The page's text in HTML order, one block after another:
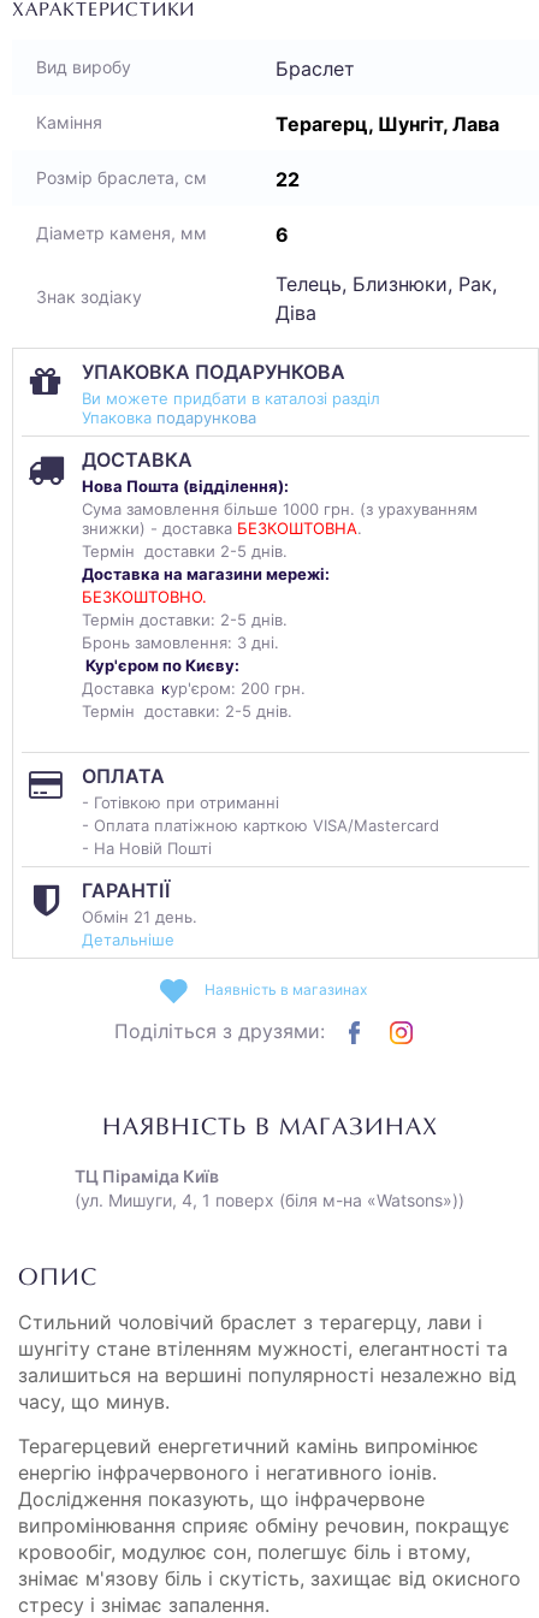
ХАРАКТЕРИСТИКИ
Вид виробу Браслет
Каміння Терагерц, Шунгіт, Лава
Розмір браслета, см 22
Діаметр каменя, мм 6
Знак зодіаку
Телець, Близнюки, Рак,
Діва
УПАКОВКА ПОДАРУНКОВА
Ви можете придбати в каталозі разділ
Упаковка подарункова
ДОСТАВКА
Нова Пошта (відділення):
Сума замовлення більше 1000 грн. (з урахуванням
знижки) - доставка БЕЗКОШТОВНА.
Термін доставки 2-5 днів.
Доставка на магазини мережі:
БЕЗКОШТОВНО.
Термін доставки: 2-5 днів.
Бронь замовлення: 3 дні.
Кур'єром по Києву:
Доставка кур'єром: 200 грн.
Термін доставки: 2-5 днів.
ОПЛАТА
- Готівкою при отриманні
- Оплата платіжною карткою VISA/Mastercard
- На Новій Пошті
ГАРАНТІЇ
Обмін 21 день.
Детальніше
Наявність в магазинах
Поділіться з друзями:
НАЯВНІСТЬ В МАГАЗИНАХ
ТЦ Піраміда Київ
(ул. Мишуги, 4, 1 поверх (біля м-на «Watsons»))
ОПИС
Стильний чоловічий браслет з терагерцу, лави і
шунгіту стане втіленням мужності, елегантності та
залишиться на вершині популярності незалежно від
часу, що минув.
Терагерцевий енергетичний камінь випромінює
енергію інфрачервоного і негативного іонів.
Дослідження показують, що інфрачервоне
випромінювання сприяє обміну речовин, покращує
кровообіг, модулює сон, полегшує біль і втому,
знімає м'язову біль і скутість, захищає від окисного
стресу і знімає запалення.